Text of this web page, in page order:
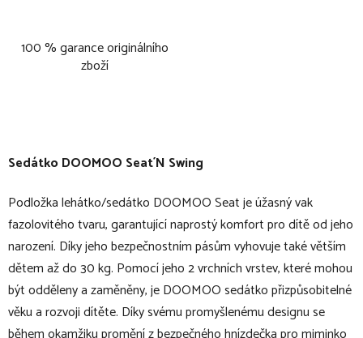
100 % garance originálního
zboží
Sedátko DOOMOO Seat´N Swing
Podložka lehátko/sedátko DOOMOO Seat je úžasný vak
fazolovitého tvaru, garantující naprostý komfort pro dítě od jeho
narození. Díky jeho bezpečnostním pásům vyhovuje také větším
dětem až do 30 kg. Pomocí jeho 2 vrchních vrstev, které mohou
být odděleny a zaměněny, je DOOMOO sedátko přizpůsobitelné
věku a rozvoji dítěte. Díky svému promyšlenému designu se